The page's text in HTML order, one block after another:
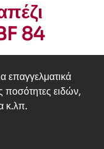
84
επαγγελματικά
ποσότητες ειδών,
κ.λπ.